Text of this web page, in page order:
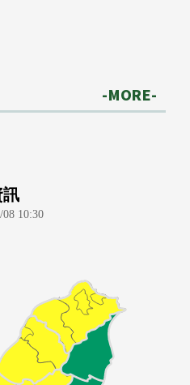
-MORE-